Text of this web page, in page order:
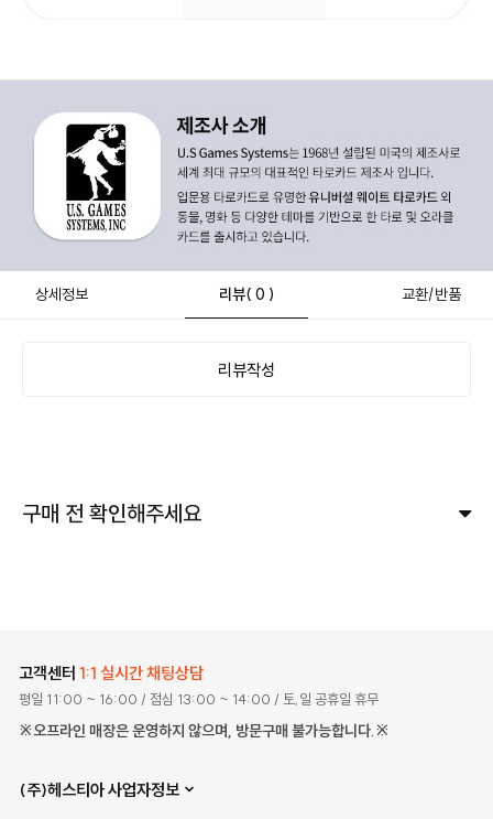
상세정보 리뷰( 0 ) 교환/반품
리뷰작성
구매 전 확인해주세요
고객센터 1:1 실시간 채팅상담
평일 11:00 ~ 16:00 / 점심 13:00 ~ 14:00 / 토,일 공휴일 휴무
※오프라인 매장은 운영하지 않으며, 방문구매 불가능합니다.※
(주)헤스티아 사업자정보